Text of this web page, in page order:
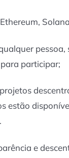
Solana
pessoa,
participar;
estão
e